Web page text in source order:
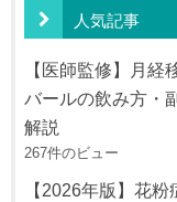
人気記事
【医師監修】月
バールの飲み方・
解説
267件のビュー
【2026年版】花